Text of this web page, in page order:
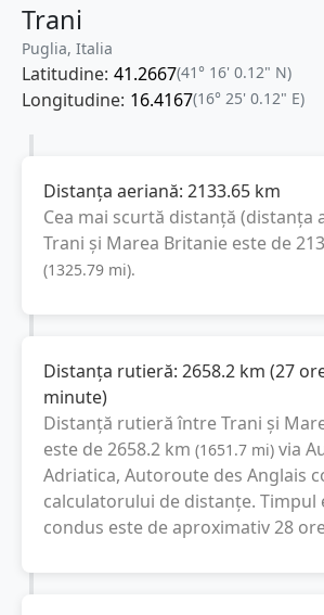
Trani
Puglia, Italia
Latitudine: 41.2667(41° 16' 0.12" N)
Longitudine: 16.4167(16° 25' 0.12" E)
Distanța aeriană: 2133.65 km
Cea mai scurtă distanță (distanța
Trani și Marea Britanie este de
(1325.79 mi).
Distanța rutieră: 2658.2 km (27
minute)
Distanță rutieră întreTrani și
este de2658.2 km (1651.7 mi) via
Adriatica, Autoroute des Anglais
calculatorului de distanțe. Timpul
condus este de aproximativ28